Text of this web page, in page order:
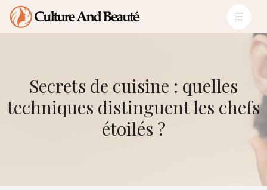
Secrets de cuisine : quelles
techniques distinguent les chefs
étoilés ?